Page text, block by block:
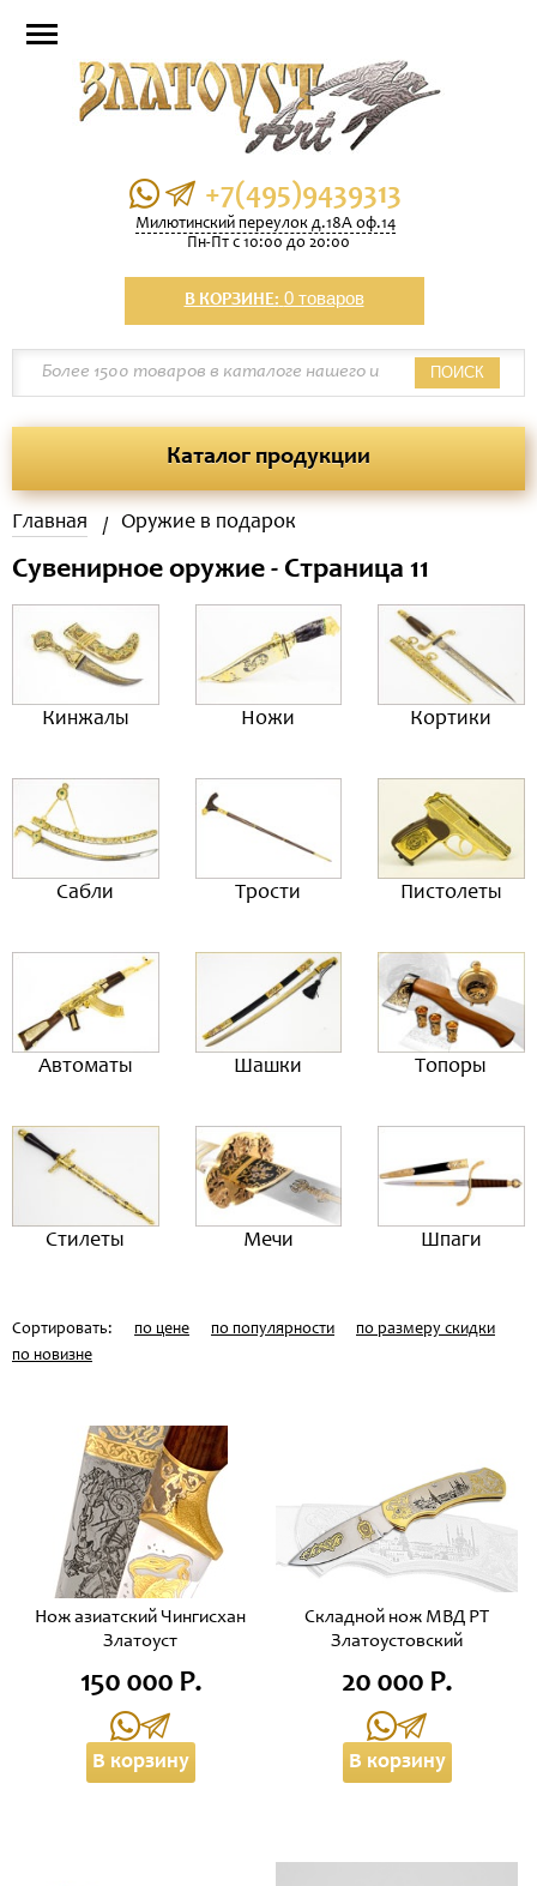
+7(495)9439313
Милютинский переулок д.18А оф.14
Пн-Пт с 10:00 до 20:00
В КОРЗИНЕ: 0 товаров
ПОИСК
Каталог продукции
Главная Оружие в подарок
Сувенирное оружие - Страница 11
Кинжалы Ножи Кортики
Сабли Трости Пистолеты
Автоматы Шашки Топоры
Стилеты Мечи Шпаги
Сортировать: по цене по популярности
по размеру скидки
по новизне
Нож азиатский Чингисхан
Златоуст
150 000 Р.
В корзину
Складной нож МВД РТ
Златоустовский
20 000 Р.
В корзину